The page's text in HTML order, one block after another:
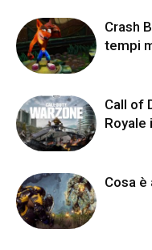
Crash
tempi
Call of
Royale
Cosa